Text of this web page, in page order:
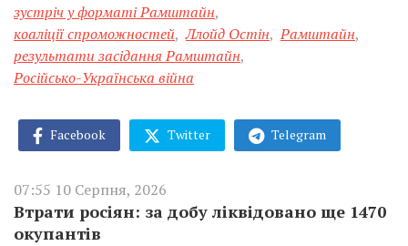
зустріч у форматі Рамштайн,
коаліції спроможностей, Ллойд Остін, Рамштайн,
результати засідання Рамштайн,
Російсько-Українська війна
Facebook Twitter Telegram
07:55 10 Серпня, 2026
Втрати росіян: за добу ліквідовано ще 1470
окупантів